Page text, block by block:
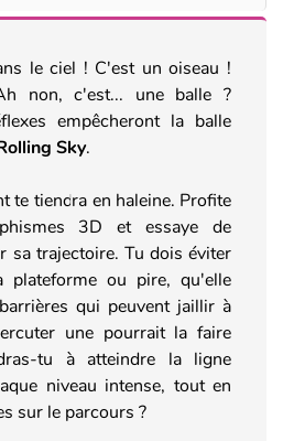
le ciel ! C'est un oiseau !
non, c'est... une balle ?
empêcheront la balle
Sky.
te tiendra en haleine. Profite
3D et essaye de
sa trajectoire. Tu dois éviter
plateforme ou pire, qu'elle
qui peuvent jaillir à
une pourrait la faire
tu à atteindre la ligne
niveau intense, tout en
sur le parcours ?